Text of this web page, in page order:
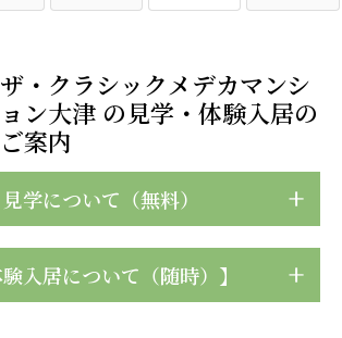
ザ・クラシックメデカマンシ
ョン大津 の見学・体験入居の
ご案内
見学について（無料）
験入居について（随時）】